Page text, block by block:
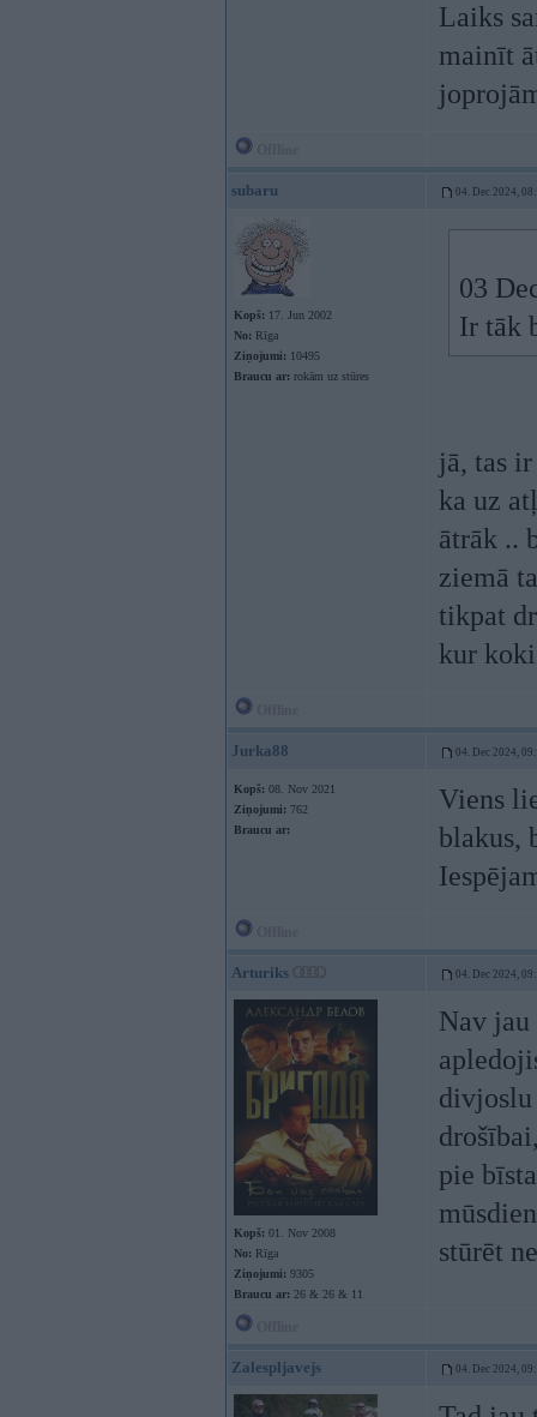
Laiks
mainīt
subaru 04. Dec 2024,
Kopš: 17. Jun 2002
No: Rīga
Ziņojumi: 10495
Braucu ar: rokām uz stūres
03
Ir tāk
jā, tas
ka uz
ātrāk ..
ziemā
tikpat
kur
Jurka88 04. Dec 2024,
Kopš: 08. Nov 2021
Ziņojumi: 762
Braucu ar:
Viens
blakus,
Arturiks 04. Dec 2024,
Kopš: 01. Nov 2008
No: Rīga
Ziņojumi: 9305
Braucu ar: 26 & 26 & 11
Nav jau
divjoslu
pie
stūrēt
Zalespljavejs 04. Dec 2024,